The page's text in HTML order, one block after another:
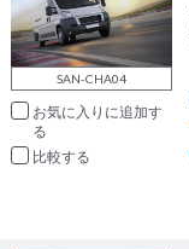
SAN-CHA04
お気に入りに追加
比較